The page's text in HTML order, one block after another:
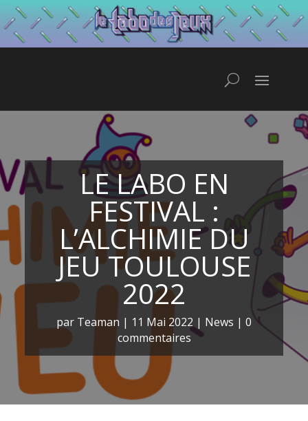
LE LABO EN
FESTIVAL :
L’ALCHIMIE DU
JEU TOULOUSE
2022
par Teaman | 11 Mai 2022 | News | 0
commentaires